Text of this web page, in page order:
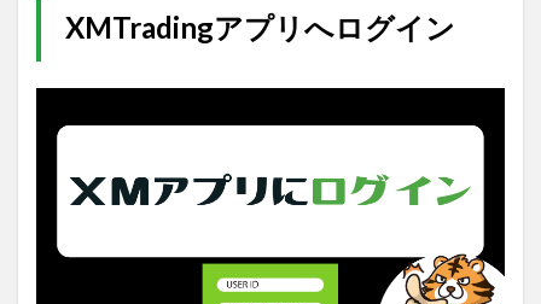
XMTradingアプリへログイン